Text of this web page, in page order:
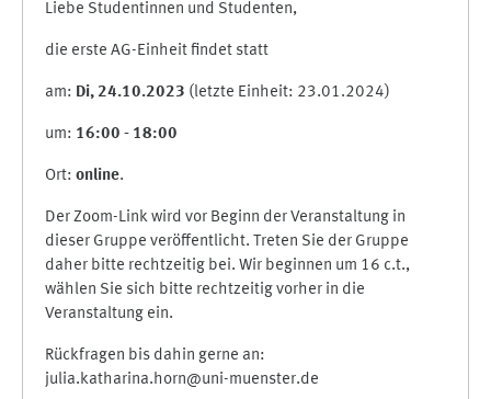
Liebe Studentinnen und Studenten,
die erste AG-Einheit findet statt
am: Di, 24.10.2023 (letzte Einheit: 23.01.2024)
um: 16:00 - 18:00
Ort: online.
Der Zoom-Link wird vor Beginn der Veranstaltung in
dieser Gruppe veröffentlicht. Treten Sie der Gruppe
daher bitte rechtzeitig bei. Wir beginnen um 16 c.t.,
wählen Sie sich bitte rechtzeitig vorher in die
Veranstaltung ein.
Rückfragen bis dahin gerne an:
julia.katharina.horn@uni-muenster.de